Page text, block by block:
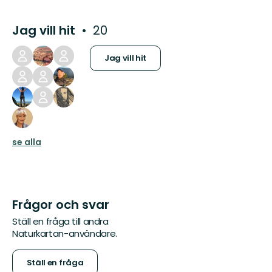
Jag vill hit 20
Jag vill hit
se alla
Frågor och svar
Ställ en fråga till andra
Naturkartan-användare.
Ställ en fråga